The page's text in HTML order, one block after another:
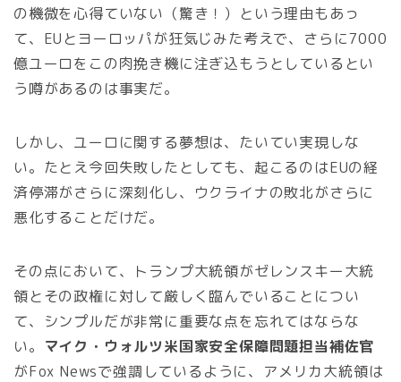
の機微を心得ていない（驚き！）という理由もあっ
て、EUとヨーロッパが狂気じみた考えで、さらに7000
億ユーロをこの肉挽き機に注ぎ込もうとしているとい
う噂があるのは事実だ。
しかし、ユーロに関する夢想は、たいてい実現しな
い。たとえ今回失敗したとしても、起こるのはEUの経
済停滞がさらに深刻化し、ウクライナの敗北がさらに
悪化することだけだ。
その点において、トランプ大統領がゼレンスキー大統
領とその政権に対して厳しく臨んでいることについ
て、シンプルだが非常に重要な点を忘れてはならな
い。 マイク・ウォルツ米国家安全保障問題担当補佐官
がFox Newsで強調しているように、アメリカ大統領は